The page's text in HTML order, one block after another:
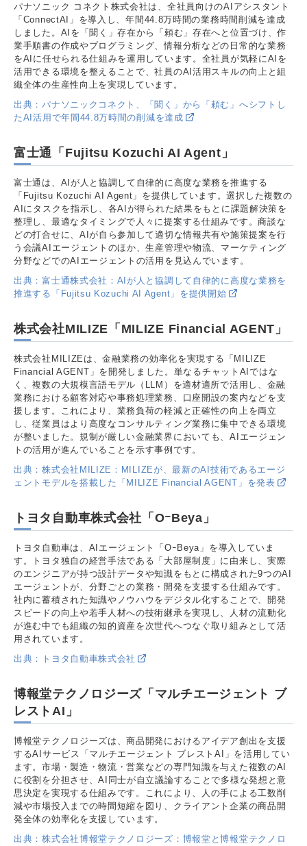
パナソニック コネクト株式会社は、全社員向けのAIアシスタント
「ConnectAI」を導入し、年間44.8万時間の業務時間削減を達成
しました。AIを「聞く」存在から「頼む」存在へと位置づけ、作
業手順書の作成やプログラミング、情報分析などの日常的な業務
をAIに任せられる仕組みを運用しています。全社員が気軽にAIを
活用できる環境を整えることで、社員のAI活用スキルの向上と組
織全体の生産性向上を実現しています。
出典：パナソニックコネクト、「聞く」から「頼む」へシフトし
たAI活用で年間44.8万時間の削減を達成
富士通「Fujitsu Kozuchi AI Agent」
富士通は、AIが人と協調して自律的に高度な業務を推進する
「Fujitsu Kozuchi AI Agent」を提供しています。選択した複数の
AIにタスクを指示し、各AIが得られた結果をもとに課題解決策を
整理し、最適なタイミングで人々に提案する仕組みです。商談な
どの打合せに、AIが自ら参加して適切な情報共有や施策提案を行
う会議AIエージェントのほか、生産管理や物流、マーケティング
分野などでのAIエージェントの活用を見込んでいます。
出典：富士通株式会社：AIが人と協調して自律的に高度な業務を
推進する「Fujitsu Kozuchi AI Agent」を提供開始
株式会社MILIZE「MILIZE Financial AGENT」
株式会社MILIZEは、金融業務の効率化を実現する「MILIZE
Financial AGENT」を開発しました。単なるチャットAIではな
く、複数の大規模言語モデル（LLM）を適材適所で活用し、金融
業務における顧客対応や事務処理業務、口座開設の案内などを支
援します。これにより、業務負荷の軽減と正確性の向上を両立
し、従業員はより高度なコンサルティング業務に集中できる環境
が整いました。規制が厳しい金融業界においても、AIエージェン
トの活用が進んでいることを示す事例です。
出典：株式会社MILIZE：MILIZEが、最新のAI技術であるエージ
ェントモデルを搭載した「MILIZE Financial AGENT」を発表
トヨタ自動車株式会社「OｰBeya」
トヨタ自動車は、AIエージェント「OｰBeya」を導入していま
す。トヨタ独自の経営手法である「大部屋制度」に由来し、実際
のエンジニアが持つ設計データや知識をもとに構成された9つのAI
エージェントが、分野ごとの業務・開発を支援する仕組みです。
社内に蓄積された知識やノウハウをデジタル化することで、開発
スピードの向上や若手人材への技術継承を実現し、人材の流動化
が進む中でも組織の知的資産を次世代へつなぐ取り組みとして活
用されています。
出典：トヨタ自動車株式会社
博報堂テクノロジーズ「マルチエージェント ブ
レストAI」
博報堂テクノロジーズは、商品開発におけるアイデア創出を支援
するAIサービス「マルチエージェント ブレストAI」を活用してい
ます。市場・製造・物流・営業などの専門知識を与えた複数のAI
に役割を分担させ、AI同士が自立議論することで多様な発想と意
思決定を実現する仕組みです。これにより、人の手による工数削
減や市場投入までの時間短縮を図り、クライアント企業の商品開
発全体の効率化を支援しています。
出典：株式会社博報堂テクノロジーズ：博報堂と博報堂テクノロ